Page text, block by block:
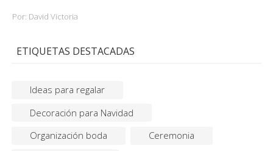
Por: David Victoria
ETIQUETAS DESTACADAS
Ideas para regalar
Decoración para Navidad
Organización boda
Ceremonia